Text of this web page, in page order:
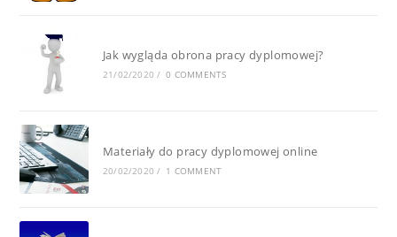
Jak wygląda obrona pracy dyplomowej?
21/02/2020 / 0 COMMENTS
Materiały do pracy dyplomowej online
20/02/2020 / 1 COMMENT